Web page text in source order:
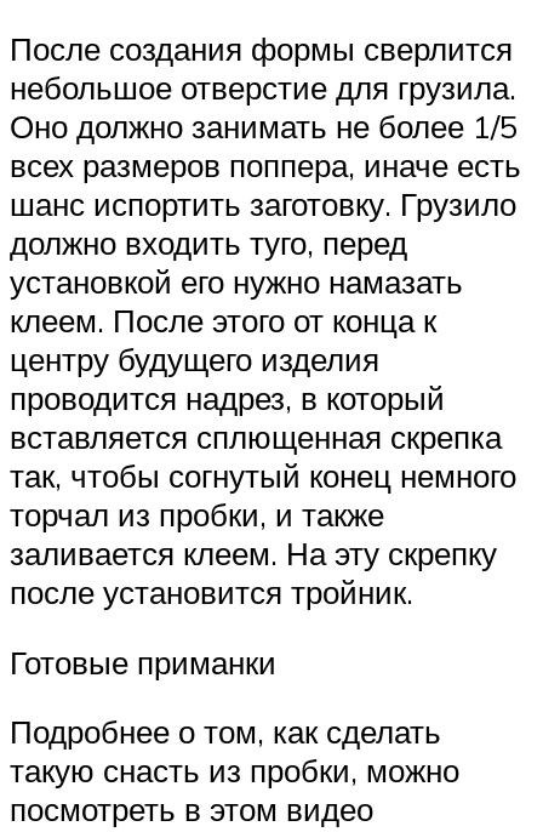
После создания формы сверлится
небольшое отверстие для грузила.
Оно должно занимать не более 1/5
всех размеров поппера, иначе есть
шанс испортить заготовку. Грузило
должно входить туго, перед
установкой его нужно намазать
клеем. После этого от конца к
центру будущего изделия
проводится надрез, в который
вставляется сплющенная скрепка
так, чтобы согнутый конец немного
торчал из пробки, и также
заливается клеем. На эту скрепку
после установится тройник.
Готовые приманки
Подробнее о том, как сделать
такую снасть из пробки, можно
посмотреть в этом видео